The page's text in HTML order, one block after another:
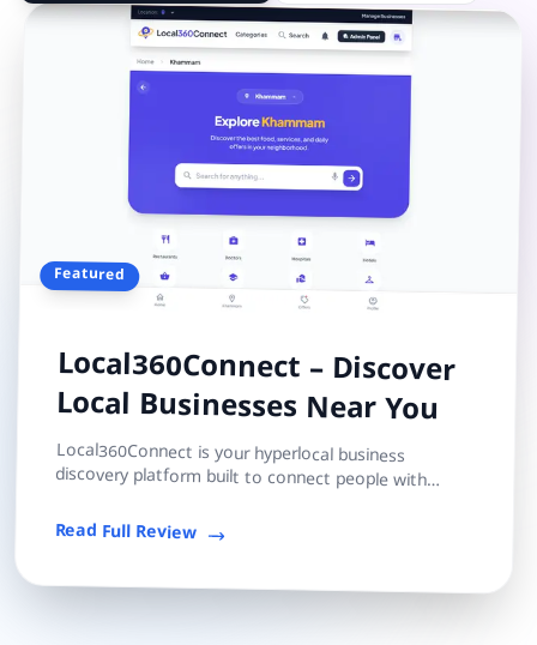
Featured
Local360Connect – Discover
Local Businesses Near You
Local360Connect is your hyperlocal business
discovery platform built to connect people with
Read Full Review